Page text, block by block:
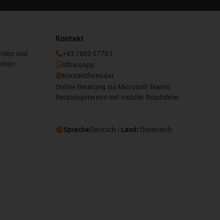
und
Kontakt
+43 7662 57763
WhatsApp
Kontaktformular
Online Beratung via Microsoft Teams
Beratungstermin mit mobiler Roadshow
Sprache:Deutsch Land: Österreich